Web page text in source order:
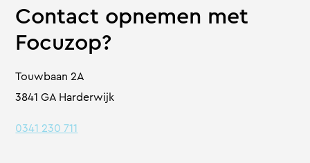
Contact opnemen met
Focuzop?
Touwbaan 2A
3841 GA Harderwijk
0341 230 711